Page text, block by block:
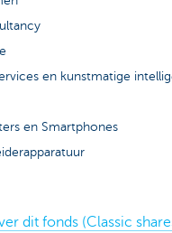
en kunstmatige
en Smartphones
dit fonds (Classic